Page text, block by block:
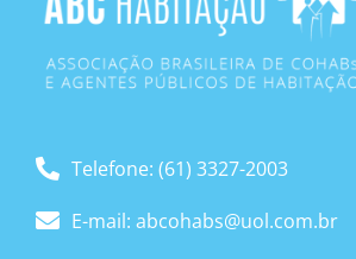
Telefone: (61) 3327-2003
E-mail: abcohabs@uol.com.br